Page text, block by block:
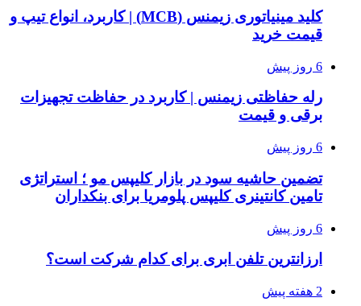
کلید مینیاتوری زیمنس (MCB) | کاربرد، انواع تیپ و
قیمت خرید
6 روز پیش
رله حفاظتی زیمنس | کاربرد در حفاظت تجهیزات
برقی و قیمت
6 روز پیش
تضمین حاشیه سود در بازار کلیپس مو ؛ استراتژی
تامین کانتینری کلیپس پلومریا برای بنکداران
6 روز پیش
ارزانترین تلفن ابری برای کدام شرکت است؟
2 هفته پیش